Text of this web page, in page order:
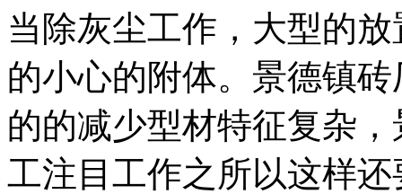
当除灰尘工作，大型的
的小心的附体。景德镇
的的减少型材特征复杂
工注目工作之所以这样